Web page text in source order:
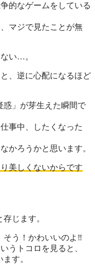
的なゲームをしている
マジで見たことが無
い…。
、逆に心配になるほど
惑」が芽生えた瞬間で
事中、したくなった
かろうかと思います。
美しくないからです
じます。
う！かわいいのよ‼
うトコロを見ると、
す。